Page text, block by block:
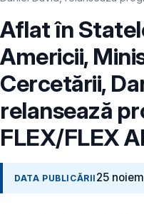
Aflat în
Americii,
Cercetării,
relansează
FLEX/FLEX
DATA PUBLICĂRII 25